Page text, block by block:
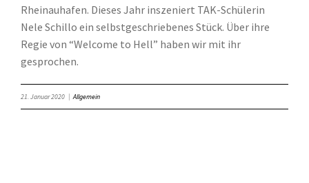
Rheinauhafen. Dieses Jahr inszeniert TAK-Schülerin
Nele Schillo ein selbstgeschriebenes Stück. Über ihre
Regie von “Welcome to Hell” haben wir mit ihr
gesprochen.
21. Januar 2020 | Allgemein